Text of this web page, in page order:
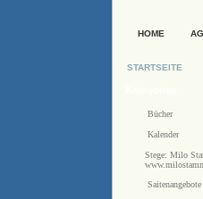
HOME
STARTSEITE
Bücher
Kalender
Stege: Milo